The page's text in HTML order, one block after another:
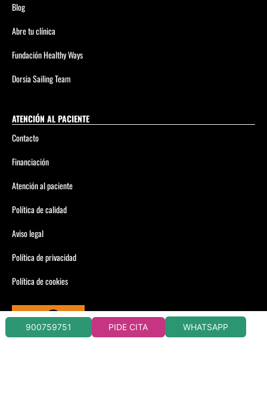
Blog
Abre tu clínica
Fundación Healthy Ways
Dorsia Sailing Team
ATENCIÓN AL PACIENTE
Contacto
Financiación
Atención al paciente
Política de calidad
Aviso legal
Política de privacidad
Política de cookies
900759751 PIDE CITA WHATSAPP